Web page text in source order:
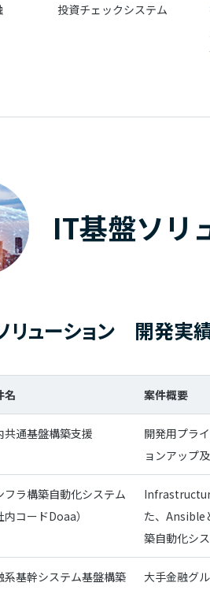
投資チェックシステム
IT基盤ソリ
リューション 開発実
名 案件概要
共通基盤構築支援
開発用プラ
ョンアップ
フラ構築自動化システム
内コードDoaa）
た、Ansible
築自動化シ
系基幹システム基盤構築
大手金融グ